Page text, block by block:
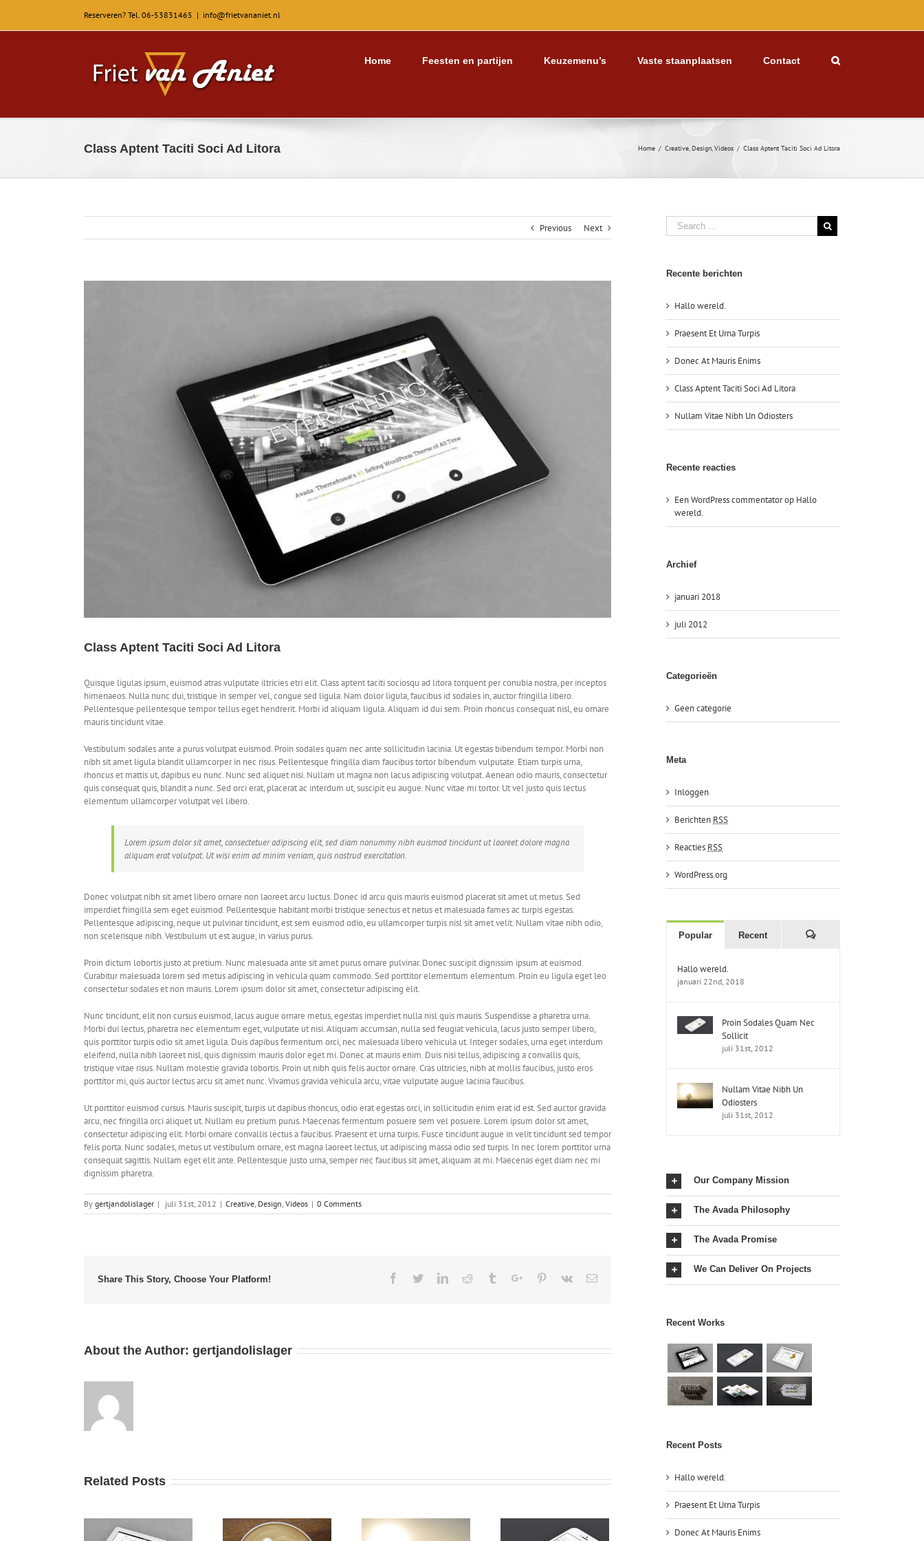
Reserveren? Tel. 06-53831465 | info@frietvananiet.nl
Home Feesten en partijen Keuzemenu’s Vaste staanplaatsen Contact
Class Aptent Taciti Soci Ad Litora Home / Creative,Design,Videos / Class Aptent Taciti Soci Ad Litora
Previous Next
Class Aptent Taciti Soci Ad Litora
Quisque ligulas ipsum, euismod atras vulputate iltricies etri elit. Class aptent taciti sociosqu ad litora torquent per conubia nostra, per inceptos
himenaeos. Nulla nunc dui, tristique in semper vel, congue sed ligula. Nam dolor ligula, faucibus id sodales in, auctor fringilla libero.
Pellentesque pellentesque tempor tellus eget hendrerit. Morbi id aliquam ligula. Aliquam id dui sem. Proin rhoncus consequat nisl, eu ornare
mauris tincidunt vitae.
Vestibulum sodales ante a purus volutpat euismod. Proin sodales quam nec ante sollicitudin lacinia. Ut egestas bibendum tempor. Morbi non
nibh sit amet ligula blandit ullamcorper in nec risus. Pellentesque fringilla diam faucibus tortor bibendum vulputate. Etiam turpis urna,
rhoncus et mattis ut, dapibus eu nunc. Nunc sed aliquet nisi. Nullam ut magna non lacus adipiscing volutpat. Aenean odio mauris, consectetur
quis consequat quis, blandit a nunc. Sed orci erat, placerat ac interdum ut, suscipit eu augue. Nunc vitae mi tortor. Ut vel justo quis lectus
elementum ullamcorper volutpat vel libero.
Lorem ipsum dolor sit amet, consectetuer adipiscing elit, sed diam nonummy nibh euismod tincidunt ut laoreet dolore magna
aliquam erat volutpat. Ut wisi enim ad minim veniam, quis nostrud exercitation.
Donec volutpat nibh sit amet libero ornare non laoreet arcu luctus. Donec id arcu quis mauris euismod placerat sit amet ut metus. Sed
imperdiet fringilla sem eget euismod. Pellentesque habitant morbi tristique senectus et netus et malesuada fames ac turpis egestas.
Pellentesque adipiscing, neque ut pulvinar tincidunt, est sem euismod odio, eu ullamcorper turpis nisl sit amet velit. Nullam vitae nibh odio,
non scelerisque nibh. Vestibulum ut est augue, in varius purus.
Proin dictum lobortis justo at pretium. Nunc malesuada ante sit amet purus ornare pulvinar. Donec suscipit dignissim ipsum at euismod.
Curabitur malesuada lorem sed metus adipiscing in vehicula quam commodo. Sed porttitor elementum elementum. Proin eu ligula eget leo
consectetur sodales et non mauris. Lorem ipsum dolor sit amet, consectetur adipiscing elit.
Nunc tincidunt, elit non cursus euismod, lacus augue ornare metus, egestas imperdiet nulla nisl quis mauris. Suspendisse a pharetra urna.
Morbi dui lectus, pharetra nec elementum eget, vulputate ut nisi. Aliquam accumsan, nulla sed feugiat vehicula, lacus justo semper libero,
quis porttitor turpis odio sit amet ligula. Duis dapibus fermentum orci, nec malesuada libero vehicula ut. Integer sodales, urna eget interdum
eleifend, nulla nibh laoreet nisl, quis dignissim mauris dolor eget mi. Donec at mauris enim. Duis nisi tellus, adipiscing a convallis quis,
tristique vitae risus. Nullam molestie gravida lobortis. Proin ut nibh quis felis auctor ornare. Cras ultricies, nibh at mollis faucibus, justo eros
porttitor mi, quis auctor lectus arcu sit amet nunc. Vivamus gravida vehicula arcu, vitae vulputate augue lacinia faucibus.
Ut porttitor euismod cursus. Mauris suscipit, turpis ut dapibus rhoncus, odio erat egestas orci, in sollicitudin enim erat id est. Sed auctor gravida
arcu, nec fringilla orci aliquet ut. Nullam eu pretium purus. Maecenas fermentum posuere sem vel posuere. Lorem ipsum dolor sit amet,
consectetur adipiscing elit. Morbi ornare convallis lectus a faucibus. Praesent et urna turpis. Fusce tincidunt augue in velit tincidunt sed tempor
felis porta. Nunc sodales, metus ut vestibulum ornare, est magna laoreet lectus, ut adipiscing massa odio sed turpis. In nec lorem porttitor urna
consequat sagittis. Nullam eget elit ante. Pellentesque justo urna, semper nec faucibus sit amet, aliquam at mi. Maecenas eget diam nec mi
dignissim pharetra.
By gertjandolislager | juli 31st, 2012 | Creative Design Videos | 0 Comments
Share This Story, Choose Your Platform! Facebook
TwitterLinkedinReddit TumblrGoogle+Pinterest
Vk Email
About the Author: gertjandolislager
Related Posts
Recente berichten
Hallo wereld.
Praesent Et Urna Turpis
Donec At Mauris Enims
Class Aptent Taciti Soci Ad Litora
Nullam Vitae Nibh Un Odiosters
Recente reacties
Een WordPress commentatorop Hallo
wereld.
Archief
januari 2018
juli 2012
Categorieën
Geen categorie
Meta
Inloggen
Berichten RSS
Reacties RSS
WordPress.org
Popular Recent
Hallo wereld.
januari 22nd, 2018
Proin Sodales Quam Nec
Sollicit
juli 31st, 2012
Nullam Vitae Nibh Un
Odiosters
juli 31st, 2012
Our Company Mission
The Avada Philosophy
The Avada Promise
We Can Deliver On Projects
Recent Works
Recent Posts
Hallo wereld.
Praesent Et Urna Turpis
Donec At Mauris Enims